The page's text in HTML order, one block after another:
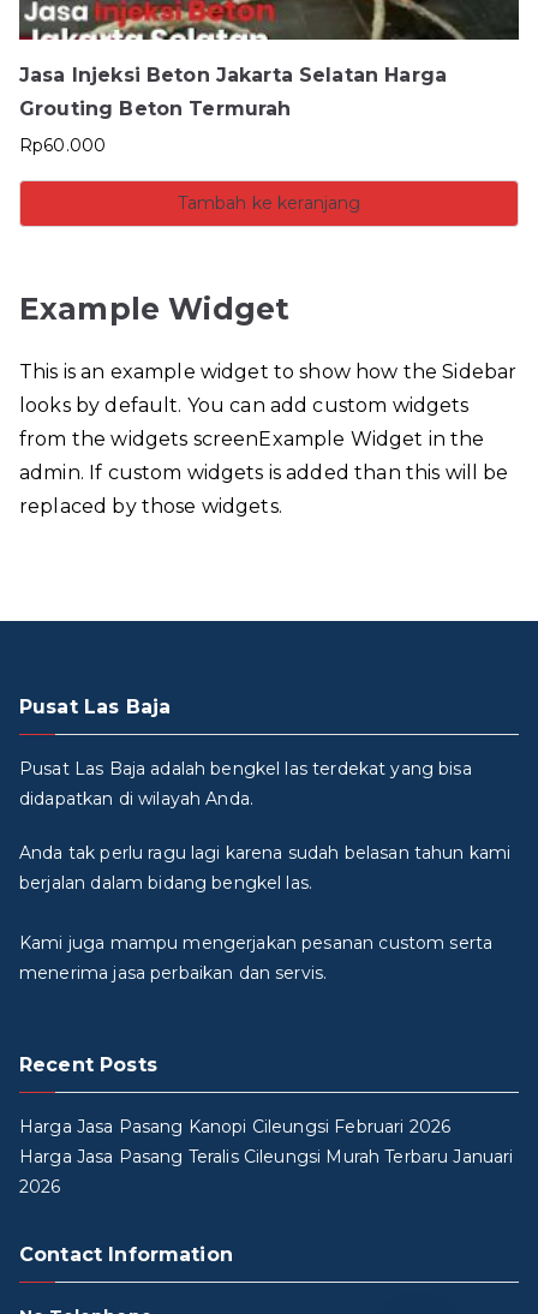
Jasa Injeksi Beton Jakarta Selatan Harga
Grouting Beton Termurah
Rp60.000
Tambah ke keranjang
Example Widget
This is an example widget to show how the Sidebar
looks by default. You can add custom widgets
from the widgets screenExample Widget in the
admin. If custom widgets is added than this will be
replaced by those widgets.
Pusat Las Baja
Pusat Las Baja adalah bengkel las terdekat yang bisa
didapatkan di wilayah Anda.
Anda tak perlu ragu lagi karena sudah belasan tahun kami
berjalan dalam bidang bengkel las.
Kami juga mampu mengerjakan pesanan custom serta
menerima jasa perbaikan dan servis.
Recent Posts
Harga Jasa Pasang Kanopi Cileungsi Februari 2026
Harga Jasa Pasang Teralis Cileungsi Murah Terbaru Januari
2026
Contact Information